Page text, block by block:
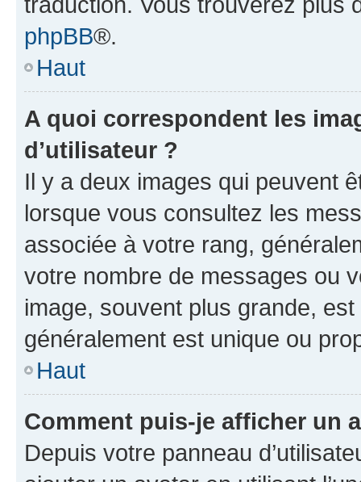
phpBB®.
Haut
A quoi correspondent les
d’utilisateur ?
Il y a deux images qui peuvent
lorsque vous consultez les
associée à votre rang,
votre nombre de messages ou
image, souvent plus grande,
généralement est unique ou
Haut
Comment puis-je afficher un
Depuis votre panneau